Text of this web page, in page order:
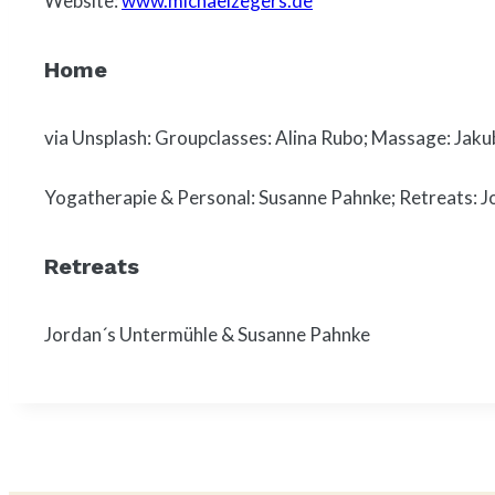
Home
via Unsplash: Groupclasses: Alina Rubo; Massage:
Yogatherapie & Personal: Susanne Pahnke; Retreats:
Retreats
Jordan´s Untermühle & Susanne Pahnke